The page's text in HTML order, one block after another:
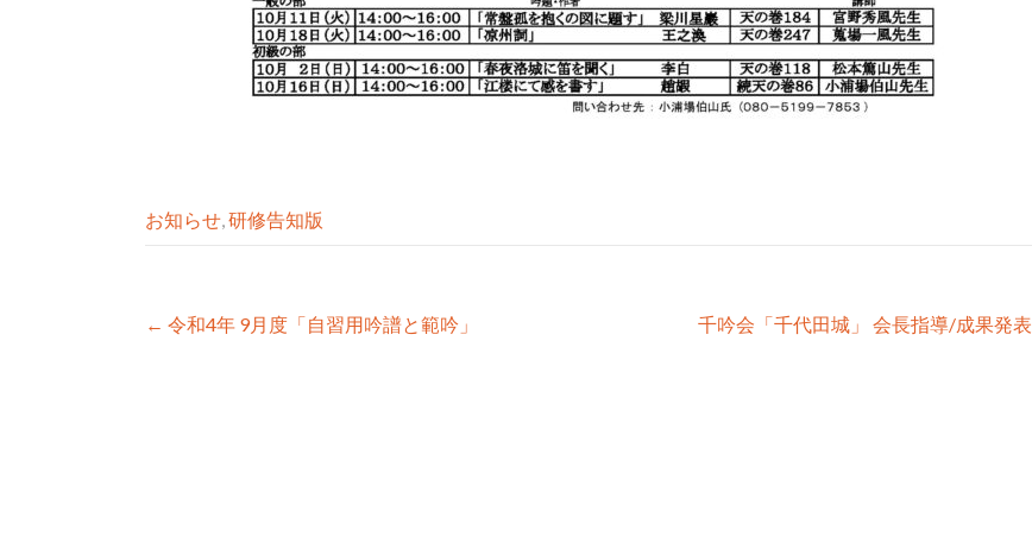
お知らせ,研修告知版
Post
navigation
← 令和4年 9月度「自習用吟譜と範吟」 千吟会「千代田城」 会長指導/成果発表